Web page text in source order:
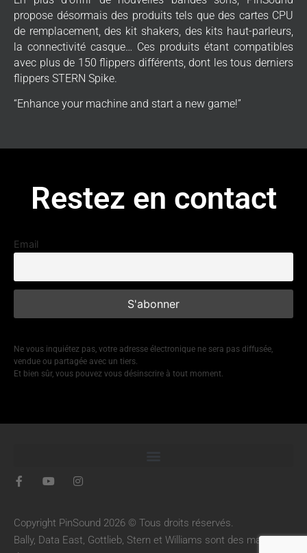
propose désormais des produits tels que des cartes CPU
de remplacement, des kit shakers, des kits haut-parleurs,
la connectivité casque… Ces produits étant compatibles
avec plus de 150 flippers différents, dont les tous derniers
flippers STERN Spike.
“Enhance your machine and start a new game!”
Restez en contact
Email
Ne vous inquiétez pas, votre adresse électronique ne sera pas diffusée,
vendue ou partagée avec un tiers.
Et bien sûr, vous pouvez vous désinscrire à tout moment.
Copyright PinSound 2026 © Tous droits réservés.
Bally, Data East, Gottlieb, Stern et Williams sont des marques